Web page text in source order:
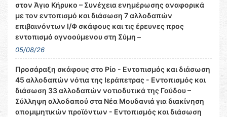
στον Άγιο Κήρυκο – Συνέχεια ενημέρωσης αναφορικά
με τον εντοπισμό και διάσωση 7 αλλοδαπών
επιβαινόντων Ι/Φ σκάφους και τις έρευνες προς
εντοπισμό αγνοούμενου στη Σύμη –
05/08/26
Προσάραξη σκάφους στο Ρίο - Εντοπισμός και διάσωση
45 αλλοδαπών νότια της Ιεράπετρας - Εντοπισμός και
διάσωση 33 αλλοδαπών νοτιοδυτικά της Γαύδου –
Σύλληψη αλλοδαπού στα Νέα Μουδανιά για διακίνηση
απομιμητικών προϊόντων - Εντοπισμός και διάσωση